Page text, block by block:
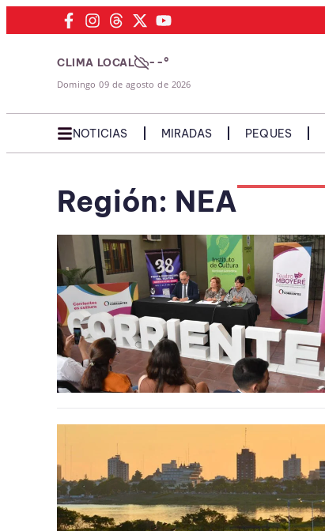
CLIMA LOCAL --°
Domingo 09 de agosto de 2026
NOTICIAS MIRADAS PEQUES
Región: NEA